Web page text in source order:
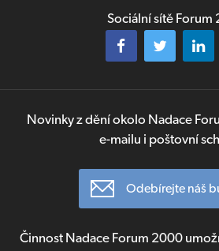
Sociální sítě Forum
Novinky z dění okolo Nadace
e-mailu i poštovní
Odebírejte náš
Činnost Nadace Forum 2000